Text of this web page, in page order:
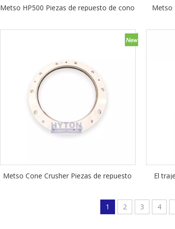
Metso HP500 Piezas de repuesto de cono
Metso
Metso Cone Crusher Piezas de repuesto
El
1
2 3 4